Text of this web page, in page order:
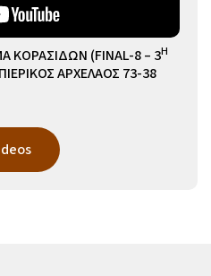
(FINAL-8 – 3Η
ΑΡΧΕΛΑΟΣ 73-38